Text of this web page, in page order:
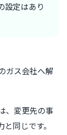
設定はあり
ガス会社へ解
、変更先の事
同じです。